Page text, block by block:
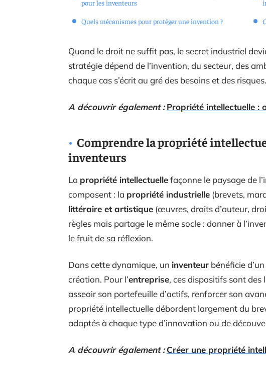
pour les inventeurs
Quels mécanismes pour protéger une invention ?
Quand le droit ne suffit pas, le secret industriel
stratégie dépend de l’invention, du secteur, des
chaque cas s’écrit au gré des besoins et des risques.
A découvrir également : Propriété intellectuelle :
Comprendre la propriété
inventeurs
La propriété intellectuellefaçonne le paysage de
composent : la propriété industrielle (brevets,
littéraire et artistique (œuvres, droits d’auteur,
règles mais partage le même socle : donner à
le fruit de sa réflexion.
Dans cette dynamique, un inventeur bénéficie
création. Pour l’entreprise, ces dispositifs sont
asseoir son portefeuille d’actifs, renforcer son
propriété intellectuelle débordent largement du
adaptés à chaque type d’innovation ou de
A découvrir également : Créer une propriété